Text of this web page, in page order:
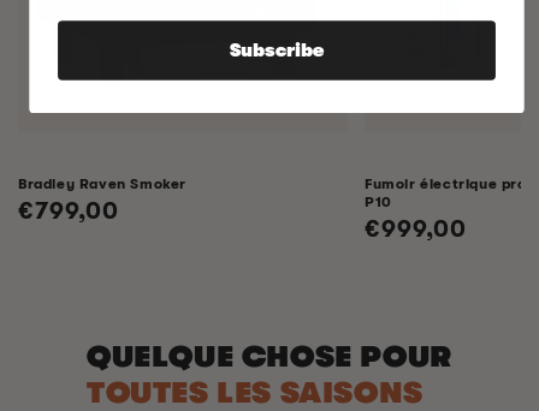
Bradley Raven Smoker
Prix
€799,00
Fumoir électrique
P10
Prix
€999,00
QUELQUE CHOSE POUR
TOUTES LES SAISONS
Subscribe